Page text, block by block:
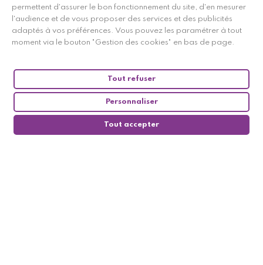
permettent d'assurer le bon fonctionnement du site, d'en mesurer
l'audience et de vous proposer des services et des publicités
adaptés à vos préférences. Vous pouvez les paramétrer à tout
moment via le bouton "Gestion des cookies" en bas de page.
Tout accepter
Tout refuser
Personnaliser